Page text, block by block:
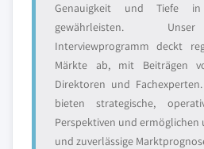
Genauigkeit und Tiefe
gewährleisten.
Interviewprogramm deckt
Märkte ab, mit Beiträgen
Direktoren und
bieten strategische,
Perspektiven und ermöglichen
und zuverlässige